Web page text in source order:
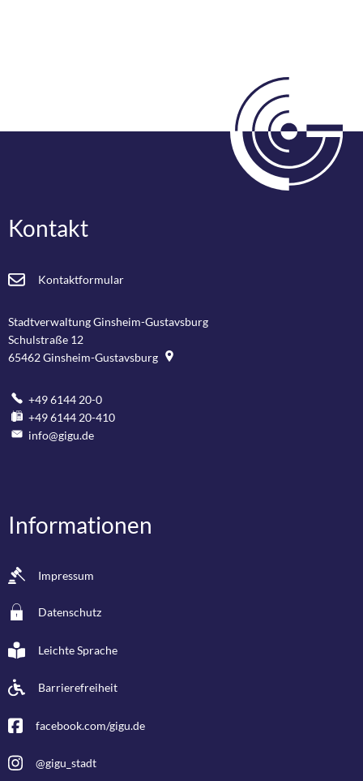
Kontakt
Kontaktformular
Stadtverwaltung Ginsheim-Gustavsburg
Schulstraße 12
65462Ginsheim-Gustavsburg
+49 6144 20-0
+49 6144 20-410
info@gigu.de
Informationen
Impressum
Datenschutz
Leichte Sprache
Barrierefreiheit
facebook.com/gigu.de
@gigu_stadt